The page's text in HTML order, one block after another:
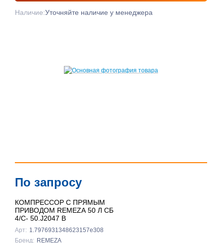
Наличие:Уточняйте наличие у менеджера
По запросу
КОМПРЕССОР С ПРЯМЫМ
ПРИВОДОМ REMEZA 50 Л СБ
4/С- 50.J2047 B
Арт: 1.7976931348623157e308
Бренд: REMEZA